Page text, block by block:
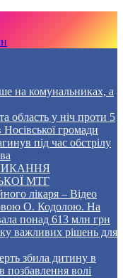
на комунальниках, а
область у ніч проти 5
громади
під час обстрілу
МТГ
лікаря – Відео
О. Кодолою. На
понад 613 млн грн
важливих рішень для
збила дитину в
позбавлення волі